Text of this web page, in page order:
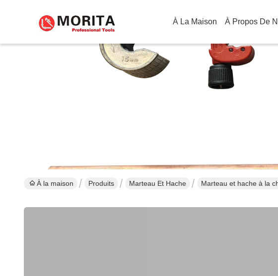
À La Maison À Propos De
À la maison Produits Marteau Et Hache Marteau et hache à la